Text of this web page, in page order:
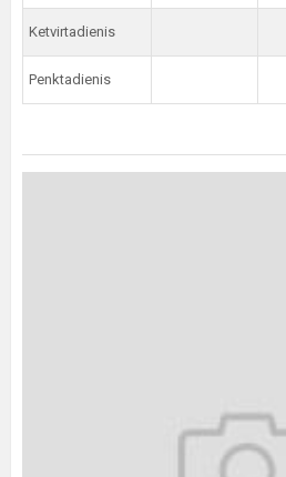
Ketvirtadienis
Penktadienis